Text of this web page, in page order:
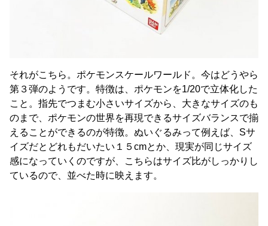
それがこちら。ポケモンスケールワールド。今はどうやら
第３弾のようです。特徴は、ポケモンを1/20で立体化した
こと。指先でつまむ小さいサイズから、大きなサイズのも
のまで、ポケモンの世界を再現できるサイズバランスで揃
えることができるのが特徴。ぬいぐるみって例えば、Sサ
イズだとどれもだいたい１５cmとか、現実が同じサイズ
感になっていくのですが、こちらはサイズ比がしっかりし
ているので、並べた時に映えます。